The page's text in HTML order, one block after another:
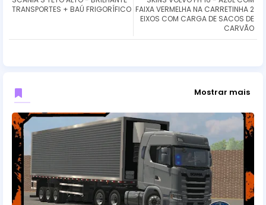
FAIXA VERMELHA NA CARRETINHA 2
EIXOS COM CARGA DE SACOS DE
CARVÃO
TRANSPORTES + BAÚ FRIGORÍFICO
Mostrar mais